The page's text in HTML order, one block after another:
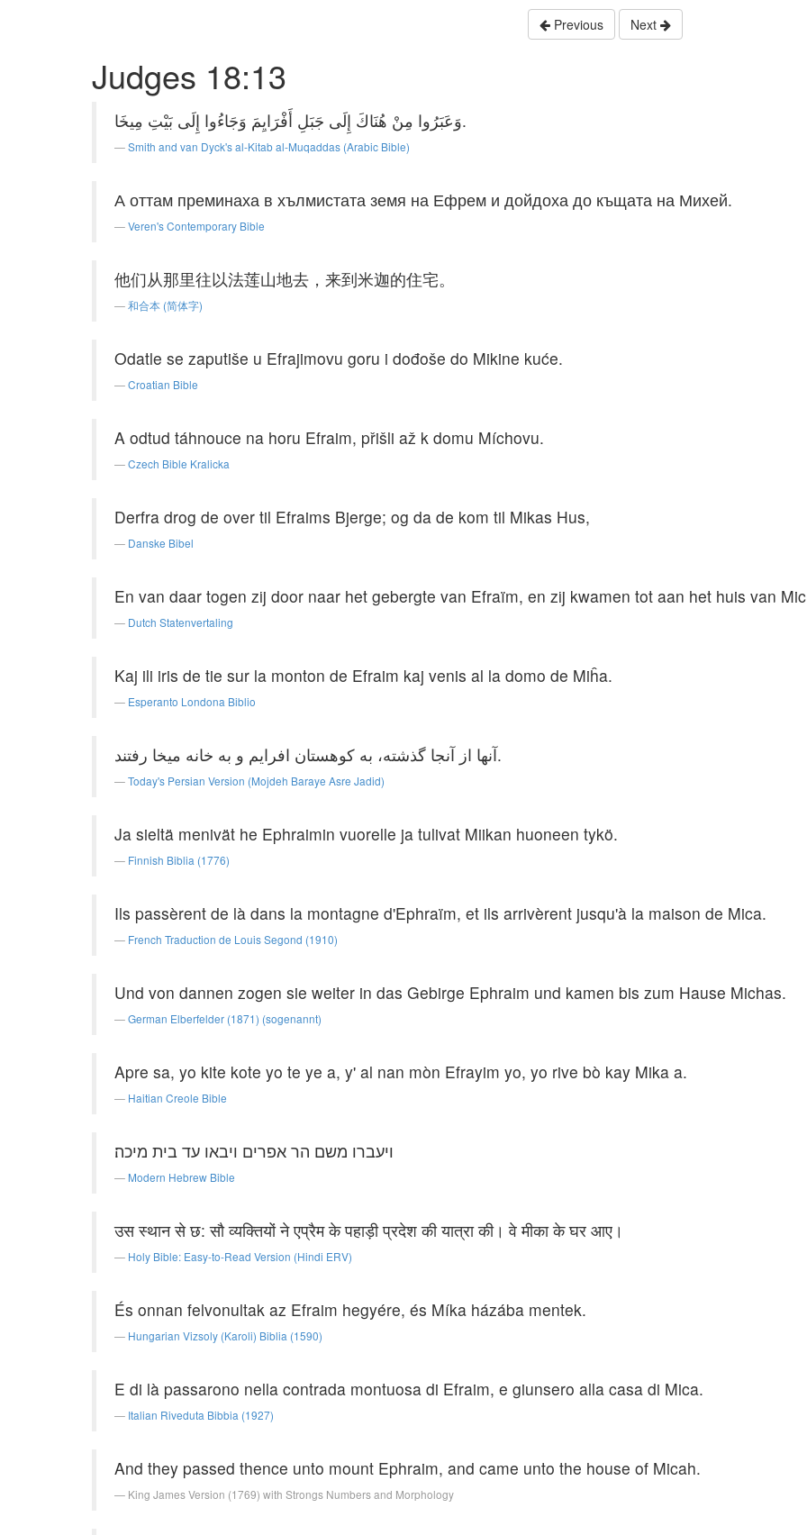
Previous Next
Judges 18:13
وَعَبَرُوا مِنْ هُنَاكَ إِلَى جَبَلِ أَفْرَايِمَ وَجَاءُوا إِلَى بَيْتِ مِيخَا.
Smith and van Dyck's al-Kitab al-Muqaddas (Arabic Bible)
А оттам преминаха в хълмистата земя на Ефрем и дойдоха до къщата на Михей.
Veren's Contemporary Bible
他们从那里往以法莲山地去，来到米迦的住宅。
和合本 (简体字)
Odatle se zaputiše u Efrajimovu goru i dođoše do Mikine kuće.
Croatian Bible
A odtud táhnouce na horu Efraim, přišli až k domu Míchovu.
Czech Bible Kralicka
Derfra drog de over til Efraims Bjerge; og da de kom til Mikas Hus,
Danske Bibel
En van daar togen zij door naar het gebergte van Efraïm, en zij kwamen tot aan het huis van
Dutch Statenvertaling
Kaj ili iris de tie sur la monton de Efraim kaj venis al la domo de Miĥa.
Esperanto Londona Biblio
آنها از آنجا گذشته، به کوهستان افرایم و به خانه میخا رفتند.
Today's Persian Version (Mojdeh Baraye Asre Jadid)
Ja sieltä menivät he Ephraimin vuorelle ja tulivat Miikan huoneen tykö.
Finnish Biblia (1776)
Ils passèrent de là dans la montagne d'Ephraïm, et ils arrivèrent jusqu'à la maison de Mica.
French Traduction de Louis Segond (1910)
Und von dannen zogen sie weiter in das Gebirge Ephraim und kamen bis zum Hause Michas.
German Elberfelder (1871) (sogenannt)
Apre sa, yo kite kote yo te ye a, y' al nan mòn Efrayim yo, yo rive bò kay Mika a.
Haitian Creole Bible
ויעברו משם הר אפרים ויבאו עד בית מיכה׃
Modern Hebrew Bible
उस स्थान से छ: सौ व्यक्तियों ने एप्रैम के पहाड़ी प्रदेश की यात्रा की। वे मीका के घर आए।
Holy Bible: Easy-to-Read Version (Hindi ERV)
És onnan felvonultak az Efraim hegyére, és Míka házába mentek.
Hungarian Vizsoly (Karoli) Biblia (1590)
E di là passarono nella contrada montuosa di Efraim, e giunsero alla casa di Mica.
Italian Riveduta Bibbia (1927)
And they passed thence unto mount Ephraim, and came unto the house of Micah.
King James Version (1769) with Strongs Numbers and Morphology